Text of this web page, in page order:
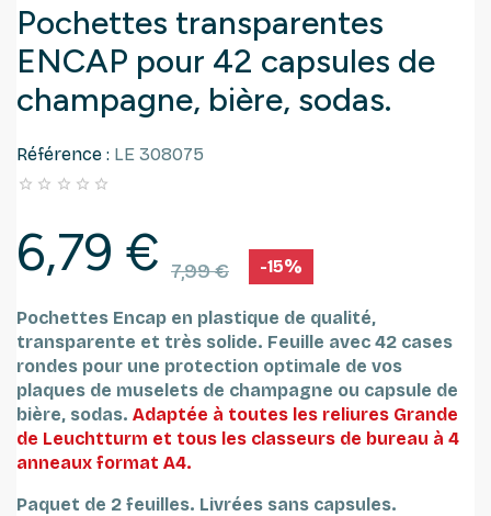
Pochettes transparentes
ENCAP pour 42 capsules de
champagne, bière, sodas.
Référence : LE 308075
    
6,79 € 7,99 € -15%
Pochettes Encap en plastique de qualité,
transparente et très solide. Feuille avec 42 cases
rondes pour une protection optimale de vos
plaques de muselets de champagne ou capsule de
bière, sodas. Adaptée à toutes les reliures Grande
de Leuchtturm et tous les classeurs de bureau à 4
anneaux format A4.
Paquet de 2 feuilles. Livrées sans capsules.